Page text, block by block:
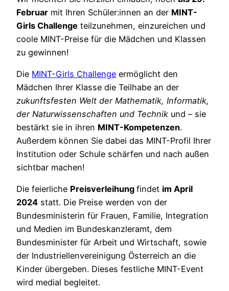
Februar mit Ihren Schüler:innen an der MINT-
Girls Challenge teilzunehmen, einzureichen und
coole MINT-Preise für die Mädchen und Klassen
zu gewinnen!
Die MINT-Girls Challenge ermöglicht den
Mädchen Ihrer Klasse die Teilhabe an der
zukunftsfesten Welt der Mathematik, Informatik,
der Naturwissenschaften und Technik und – sie
bestärkt sie in ihren MINT-Kompetenzen.
Außerdem können Sie dabei das MINT-Profil Ihrer
Institution oder Schule schärfen und nach außen
sichtbar machen!
Die feierliche Preisverleihung findet im April
2024 statt. Die Preise werden von der
Bundesministerin für Frauen, Familie, Integration
und Medien im Bundeskanzleramt, dem
Bundesminister für Arbeit und Wirtschaft, sowie
der Industriellenvereinigung Österreich an die
Kinder übergeben. Dieses festliche MINT-Event
wird medial begleitet.